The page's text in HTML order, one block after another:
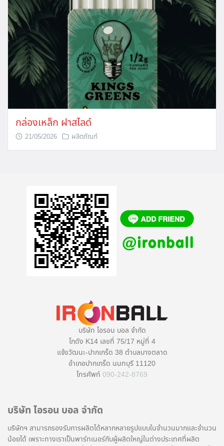
กล่องเหล็ก ฝาสไลด์
21/05/2026 ผลิตภัณฑ์
บริษัท ไอรอน บอล จำกัด
โกดัง K14 เลขที่ 75/17 หมู่ที่ 4
แจ้งวัฒนะ-ปากเกร็ด 38 ตำบลบางตลาด
อำเภอปากเกร็ด นนทบุรี 11120
โทรศัพท์ 090-242-8769
บริษัท ไอรอน บอล จำกัด
บริษัทฯ สามารถรองรับการผลิตได้หลากหลายรูปแบบในจำนวนมากและจำนวน
น้อยได้ เพราะทางเราเป็นพาร์ทเนอร์กับผู้ผลิตใหญ่ในต่างประเทศที่ผลิต